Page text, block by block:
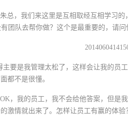
，我们来这里是互相取经互相学习的
团队去帮你做？这个是最重要的，请
要是我管理太松了，这样会让我的
都不是很懂。
我的员工，我不会给他答案，但是
激情就出来了。怎样让员工有赢的体